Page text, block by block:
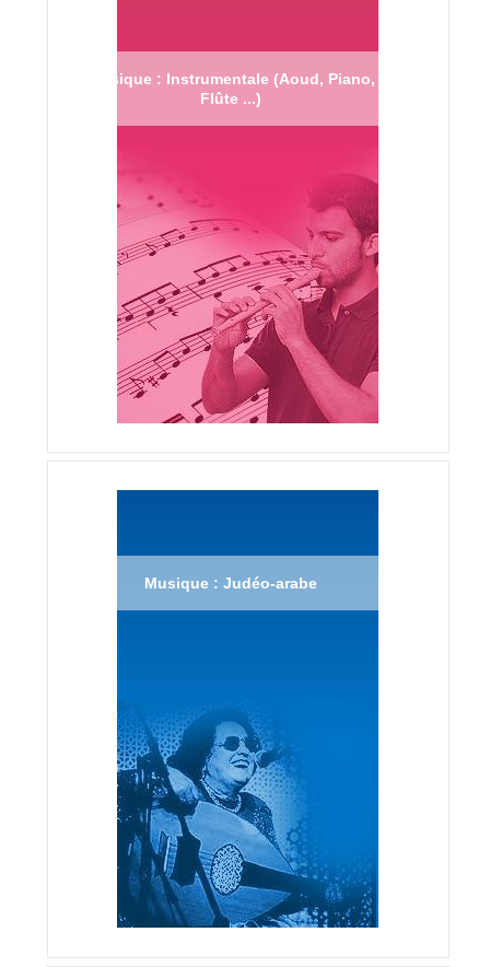
Musique : Instrumentale (Aoud, Piano,
Flûte ...)
Musique : Judéo-arabe